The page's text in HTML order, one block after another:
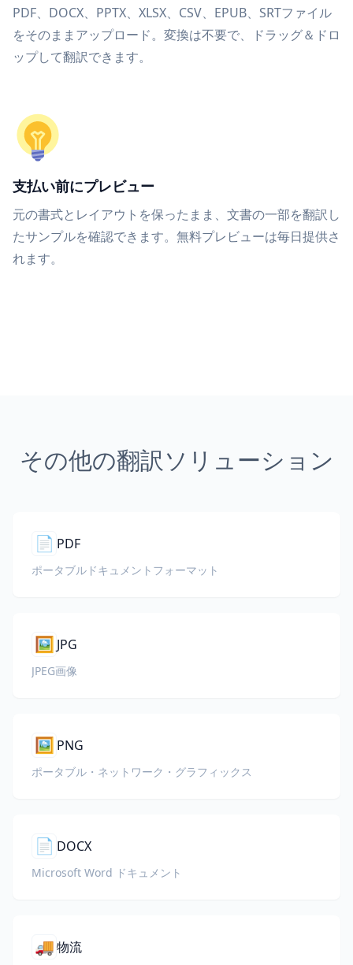
PDF、DOCX、PPTX、XLSX、CSV、EPUB、SRTファイル
をそのままアップロード。変換は不要で、ドラッグ＆ドロ
ップして翻訳できます。
支払い前にプレビュー
元の書式とレイアウトを保ったまま、文書の一部を翻訳し
たサンプルを確認できます。無料プレビューは毎日提供さ
れます。
その他の翻訳ソリューション
📄 PDF
ポータブルドキュメントフォーマット
🖼️ JPG
JPEG画像
🖼️ PNG
ポータブル・ネットワーク・グラフィックス
📄 DOCX
Microsoft Word ドキュメント
🚚物流